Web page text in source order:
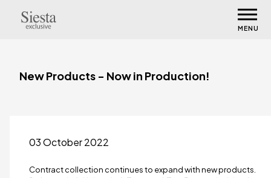
New Products - Now in Production!
03 October 2022
Contract collection continues to expand with new products.
MENU